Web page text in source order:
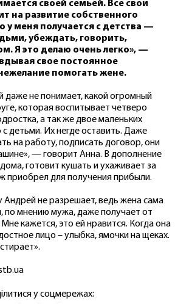
своей семьей. Все свои
на развитие собственного
у меня получается с детства —
убеждать, говорить,
Я это делаю очень легко», —
свое постоянное
помогать жене.
даже не понимает, какой огромный
которая воспитывает четверо
а так же двое маленьких
детьми. Их негде оставить. Даже
на работу, подписать договор, они
— говорит Анна. В дополнение
готовит кушать и ухаживает за
приобрел для получения прибыли.
не разрешает, ведь жена сама
по мнению мужа, даже получает от
кажется, это ей нравится. Когда она
лицо – улыбка, ямочки на щеках.
у соцмережах: